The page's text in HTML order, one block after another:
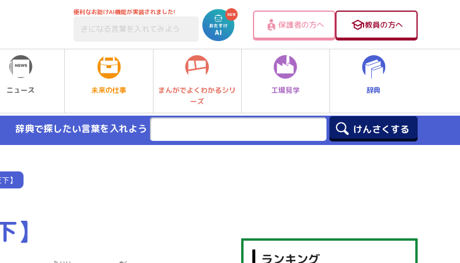
便利なお助けAI機能が実装されました!
保護者の方へ 教員の方へ
ニュース 未来の仕事
まんがでよくわかるシリ
ーズ
工場見学 辞典
辞典で探したい言葉を入れよう
】
ランキング